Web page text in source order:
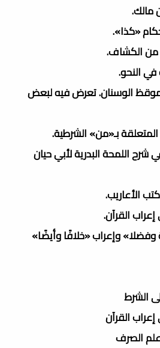
مالك.
«كذا».
من الكشاف.
النحو.
الوسنان. تعرض فيه لبعض
بـ«من» الشرطية.
شرح اللمحة البدرية لأبي حيان
الأعاريب.
القرآن.
وإعراب «خلافًا وأيضًا»
الشرط
القرآن
الصرف